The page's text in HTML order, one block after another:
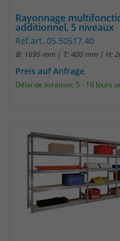
Rayonnage
additionnel, 5 niveaux
Réf.art. 05.50517.40
B: 1695 mm | T: 400 mm | H:
Preis auf Anfrage
Délai de livraison: 5 - 10 Jours